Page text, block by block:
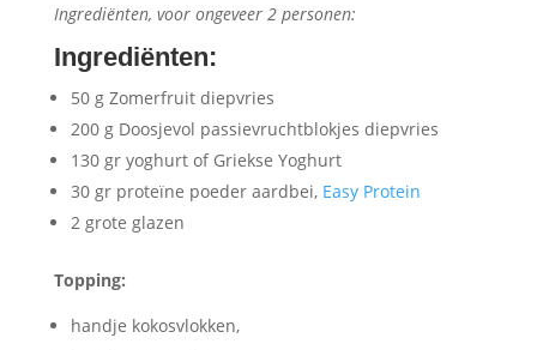
Ingrediënten, voor ongeveer 2 personen:
Ingrediënten:
50 g Zomerfruit diepvries
200 g Doosjevol passievruchtblokjes diepvries
130 gr yoghurt of Griekse Yoghurt
30 gr proteïne poeder aardbei, Easy Protein
2 grote glazen
Topping:
handje kokosvlokken,